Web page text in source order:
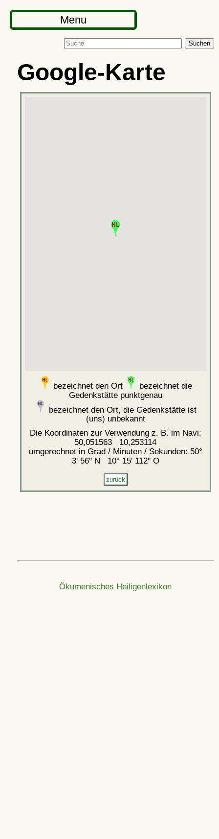
Menu
Suchen
Google-Karte
bezeichnet den Ort
bezeichnet die
Gedenkstätte punktgenau
bezeichnet den Ort, die Gedenkstätte ist
(uns) unbekannt
Die Koordinaten zur Verwendung z. B. im Navi:
50,051563 10,253114
umgerechnet in Grad / Minuten / Sekunden: 50°
3' 56'' N 10° 15' 112'' O
Ökumenisches Heiligenlexikon